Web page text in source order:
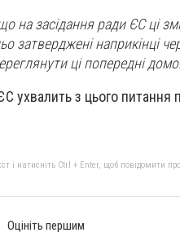
на засідання ради ЄС ці
затверджені наприкінці
ці попередні
ухвалить з цього питання
і натисніть Ctrl + Enter, щоб повідомити
Оцініть першим